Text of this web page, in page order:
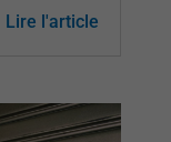
Lire l'article